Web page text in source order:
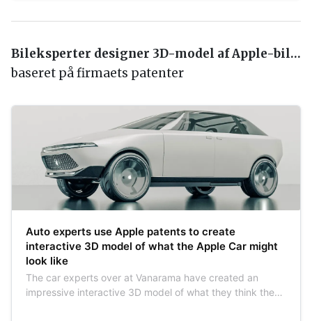
Bileksperter designer 3D-model af Apple-bil…
baseret på firmaets patenter
Auto experts use Apple patents to create
interactive 3D model of what the Apple Car might
look like
The car experts over at Vanarama have created an
impressive interactive 3D model of what they think the